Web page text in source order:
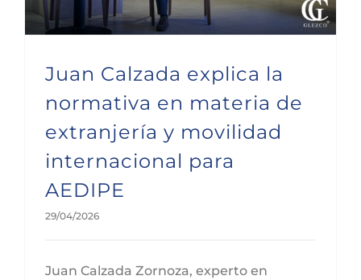
Juan Calzada explica la
normativa en materia de
extranjería y movilidad
internacional para
AEDIPE
29/04/2026
Juan Calzada Zornoza, experto en